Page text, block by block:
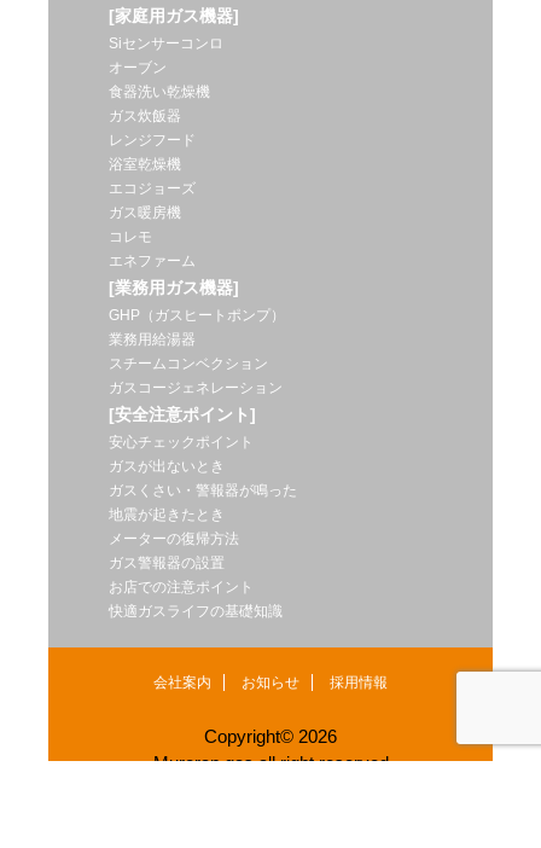
[家庭用ガス機器]
Siセンサーコンロ
オーブン
食器洗い乾燥機
ガス炊飯器
レンジフード
浴室乾燥機
エコジョーズ
ガス暖房機
コレモ
エネファーム
[業務用ガス機器]
GHP（ガスヒートポンプ）
業務用給湯器
スチームコンベクション
ガスコージェネレーション
[安全注意ポイント]
安心チェックポイント
ガスが出ないとき
ガスくさい・警報器が鳴った
地震が起きたとき
メーターの復帰方法
ガス警報器の設置
お店での注意ポイント
快適ガスライフの基礎知識
会社案内 お知らせ 採用情報
Copyright© 2026
Muroran gas.all right reserved